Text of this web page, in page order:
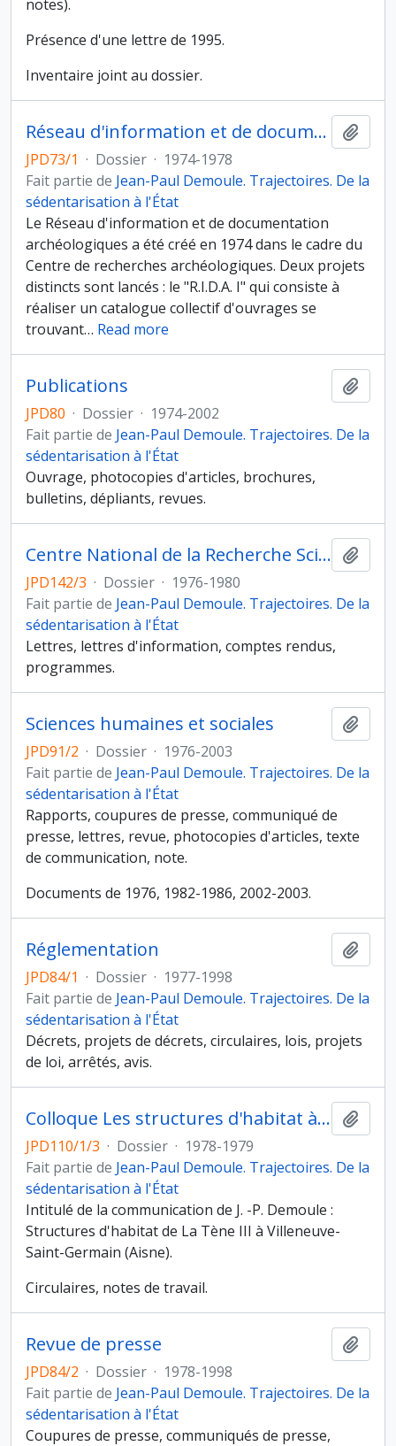
notes).
Présence d'une lettre de 1995.
Inventaire joint au dossier.
Réseau d'information et de documentation archéologiques
JPD73/1 · Dossier · 1974-1978
Fait partie de Jean-Paul Demoule. Trajectoires. De la
sédentarisation à l'État
Le Réseau d'information et de documentation
archéologiques a été créé en 1974 dans le cadre du
Centre de recherches archéologiques. Deux projets
distincts sont lancés : le "R.I.D.A. I" qui consiste à
réaliser un catalogue collectif d'ouvrages se
trouvant… Read more
Publications
JPD80 · Dossier · 1974-2002
Fait partie de Jean-Paul Demoule. Trajectoires. De la
sédentarisation à l'État
Ouvrage, photocopies d'articles, brochures,
bulletins, dépliants, revues.
Centre National de la Recherche Scientifique
JPD142/3 · Dossier · 1976-1980
Fait partie de Jean-Paul Demoule. Trajectoires. De la
sédentarisation à l'État
Lettres, lettres d'information, comptes rendus,
programmes.
Sciences humaines et sociales
JPD91/2 · Dossier · 1976-2003
Fait partie de Jean-Paul Demoule. Trajectoires. De la
sédentarisation à l'État
Rapports, coupures de presse, communiqué de
presse, lettres, revue, photocopies d'articles, texte
de communication, note.
Documents de 1976, 1982-1986, 2002-2003.
Réglementation
JPD84/1 · Dossier · 1977-1998
Fait partie de Jean-Paul Demoule. Trajectoires. De la
sédentarisation à l'État
Décrets, projets de décrets, circulaires, lois, projets
de loi, arrêtés, avis.
Colloque Les structures d'habitat à l'Age du fer en Europe tempérée, Levroux (27 au 29 octobre 1978)
JPD110/1/3 · Dossier · 1978-1979
Fait partie de Jean-Paul Demoule. Trajectoires. De la
sédentarisation à l'État
Intitulé de la communication de J. -P. Demoule :
Structures d'habitat de La Tène III à Villeneuve-
Saint-Germain (Aisne).
Circulaires, notes de travail.
Revue de presse
JPD84/2 · Dossier · 1978-1998
Fait partie de Jean-Paul Demoule. Trajectoires. De la
sédentarisation à l'État
Coupures de presse, communiqués de presse,